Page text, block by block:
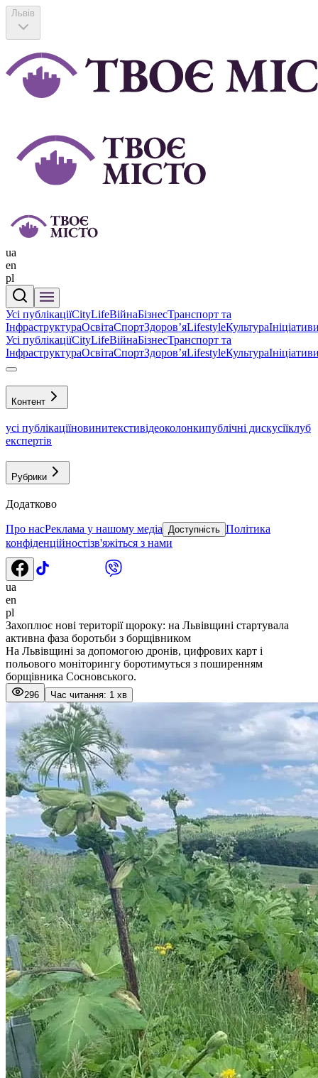
Львів
ua
en
pl
Усі публікаціїCityLifeВійнаБізнесТранспорт та
ІнфраструктураОсвітаСпортЗдоровʼяLifestyleКультура
Усі публікаціїCityLifeВійнаБізнесТранспорт та
ІнфраструктураОсвітаСпортЗдоровʼяLifestyleКультура
Контент
усі публікаціїновинитекстивідеоколонкипублічні дискусіїклуб
експертів
Рубрики
Додатково
Про насРеклама у нашому медіа Доступність Політика
конфіденційностізв'яжіться з нами
ua
en
pl
Захоплює нові території щороку: на Львівщині стартувала
активна фаза боротьби з борщівником
На Львівщині за допомогою дронів, цифрових карт і
польового моніторингу боротимуться з поширенням
борщівника Сосновського.
296 Час читання: 1 хв